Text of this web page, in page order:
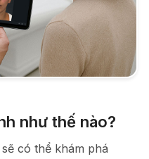
như thế nào?
có thể khám phá